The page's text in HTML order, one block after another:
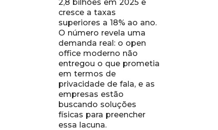
2,8 bilhões em 2025 e
cresce a taxas
superiores a 18% ao ano.
O número revela uma
demanda real: o open
office moderno não
entregou o que prometia
em termos de
privacidade de fala, e as
empresas estão
buscando soluções
físicas para preencher
essa lacuna.